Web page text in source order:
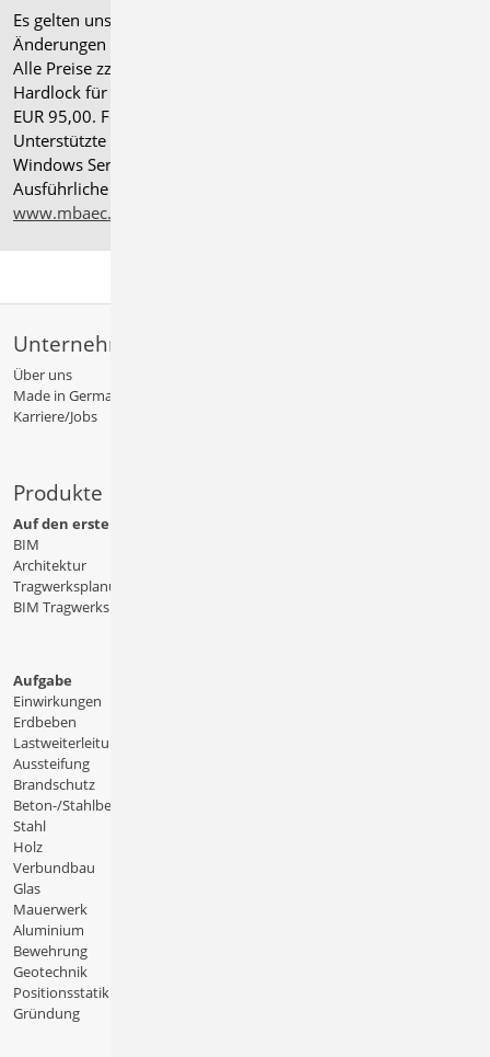
Es gelten unsere
Änderungen und Irrtümer vorbehalten.
Alle Preise zzgl. Versandkosten und gesetzlicher MwSt.
Hardlock für Einzelplatzlizenz, je Arbeitsplatz erforderlich
EUR 95,00. Folgelizenz-/Netzwerkbedingungen auf Anfrage.
Unterstützte Betriebssysteme: Windows
Windows Server 2025 mit Windows Terminal Server.
Ausführliche Informationen auf
www.mbaec.de/service/systemvoraussetzungen
Unternehmen
Über uns
Made in Germany
Karriere/Jobs
Produkte
Auf den ersten Blick
BIM
Architektur
Tragwerksplanung
BIM Tragwerksplanung
Aufgabe
Einwirkungen
Erdbeben
Lastweiterleitung
Aussteifung
Brandschutz
Beton-/Stahlbeton
Stahl
Holz
Verbundbau
Glas
Mauerwerk
Aluminium
Bewehrung
Geotechnik
Positionsstatik
Gründung